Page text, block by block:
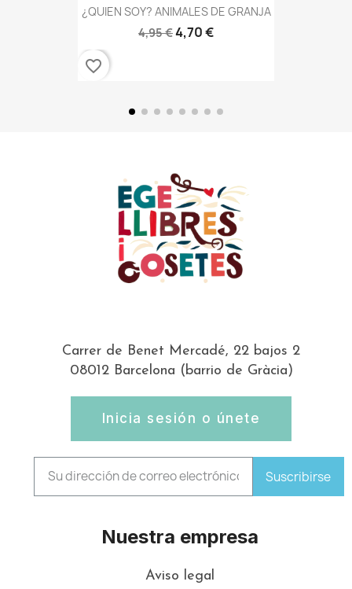
¿QUIEN SOY? ANIMALES DE GRANJA
4,95 €4,70 €
favorite_border
Carrer de Benet Mercadé, 22 bajos 2
08012 Barcelona (barrio de Gràcia)
Inicia sesión o únete
Suscribirse
Nuestra empresa
Aviso legal